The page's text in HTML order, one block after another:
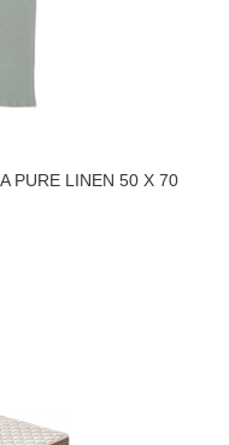
PURE LINEN 50 X 70